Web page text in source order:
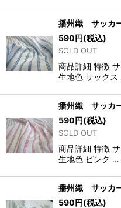
播州織 サッカ
590円(税込)
SOLD OUT
商品詳細 特徴
生地色 サック
播州織 サッカ
590円(税込)
SOLD OUT
商品詳細 特徴
生地色 ピンク …
播州織 サッカ
590円(税込)